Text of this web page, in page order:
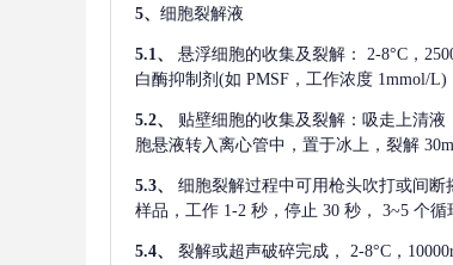
5、 细胞裂解液
5.1、 悬浮细胞的收集及裂解：
2-8°C，
白酶抑制剂(如 PMSF，工作浓度 1mmol/
5.2、 贴壁细胞的收集及裂解：吸走上清液
胞悬液转入离心管中，置于冰上，裂解
5.3、 细胞裂解过程中可用枪头吹打或间
样品，工作 1-2 秒，停止 30 秒， 3~5 个循
5.4、 裂解或超声破碎完成， 2-8°C，